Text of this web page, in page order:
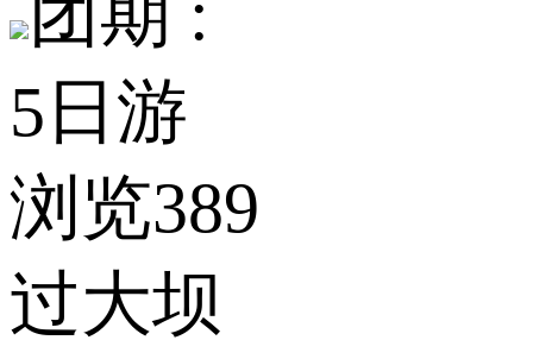
5日游
浏览389
过大坝